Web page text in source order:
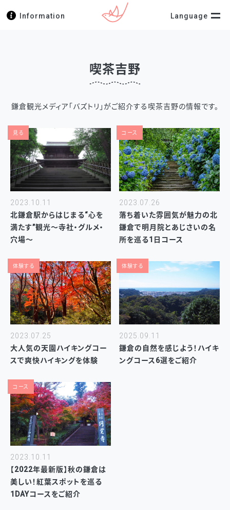
Language
Information
喫茶吉野
鎌倉観光メディア「バズトリ」がご紹介する喫茶吉野の情報です。
見る
2023.10.11
北鎌倉駅からはじまる“心を
満たす”観光～寺社・グルメ・
穴場～
コース
2023.07.26
落ち着いた雰囲気が魅力の北
鎌倉で明月院とあじさいの名
所を巡る1日コース
体験する
2023.07.25
大人気の天園ハイキングコー
スで爽快ハイキングを体験
体験する
2025.09.11
鎌倉の自然を感じよう！ハイキ
ングコース6選をご紹介
コース
2023.10.11
【2022年最新版】秋の鎌倉は
美しい！紅葉スポットを巡る
1DAYコースをご紹介